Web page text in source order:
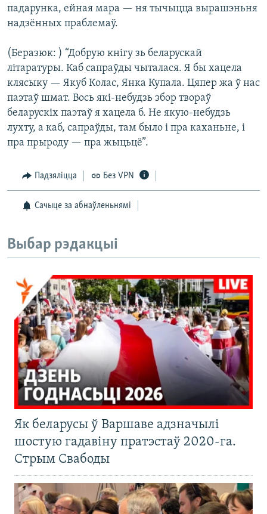
падарунка, ейная мара — ня тычыцца вырашэньня
надзённых праблемаў.
(Беразюк: ) “Добрую кнігу зь беларускай
літаратуры. Каб сапраўды чыталася. Я бы хацела
клясыку — Якуб Колас, Янка Купала. Цяпер жа ў нас
паэтаў шмат. Вось які-небудзь збор твораў
беларускіх паэтаў я хацела б. Не якую-небудзь
лухту, а каб, сапраўды, там было і пра каханьне, і
пра прыроду — пра жыцьцё”.
Падзяліцца Без VPN
Сачыце за абнаўленьнямі
Выбар рэдакцыі
Як беларусы ў Варшаве адзначылі
шостую гадавіну пратэстаў 2020-га.
Стрым Свабоды